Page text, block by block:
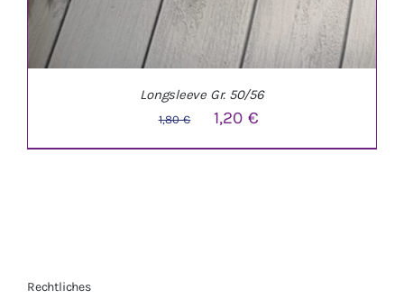
Longsleeve Gr. 50/56
1,80€
Ursprünglicher
Preis
1,20€
Preis
Rechtliches